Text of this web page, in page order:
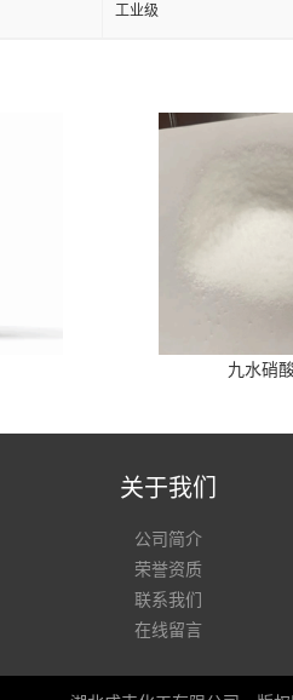
工业级
九水硝
关于我们
公司简介
荣誉资质
联系我们
在线留言